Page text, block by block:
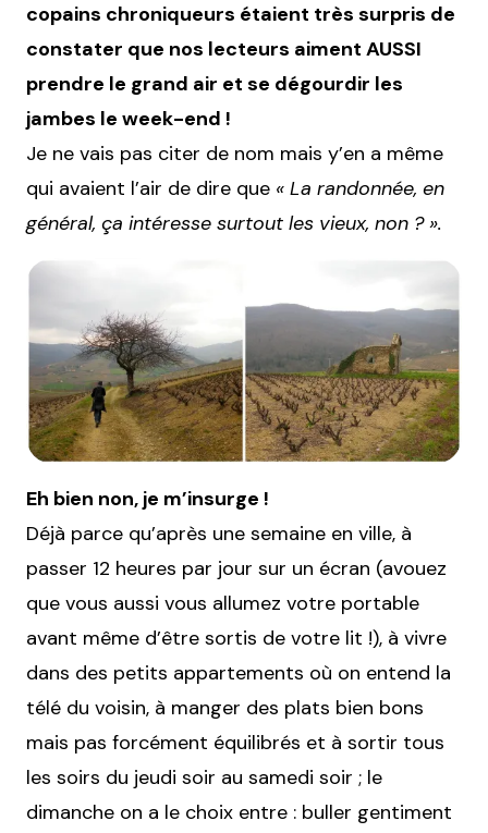
copains chroniqueurs étaient très surpris de
constater que nos lecteurs aiment AUSSI
prendre le grand air et se dégourdir les
jambes le week-end !
Je ne vais pas citer de nom mais y’en a même
qui avaient l’air de dire que « La randonnée, en
général, ça intéresse surtout les vieux, non ? ».
Eh bien non, je m’insurge !
Déjà parce qu’après une semaine en ville, à
passer 12 heures par jour sur un écran (avouez
que vous aussi vous allumez votre portable
avant même d’être sortis de votre lit !), à vivre
dans des petits appartements où on entend la
télé du voisin, à manger des plats bien bons
mais pas forcément équilibrés et à sortir tous
les soirs du jeudi soir au samedi soir ; le
dimanche on a le choix entre : buller gentiment